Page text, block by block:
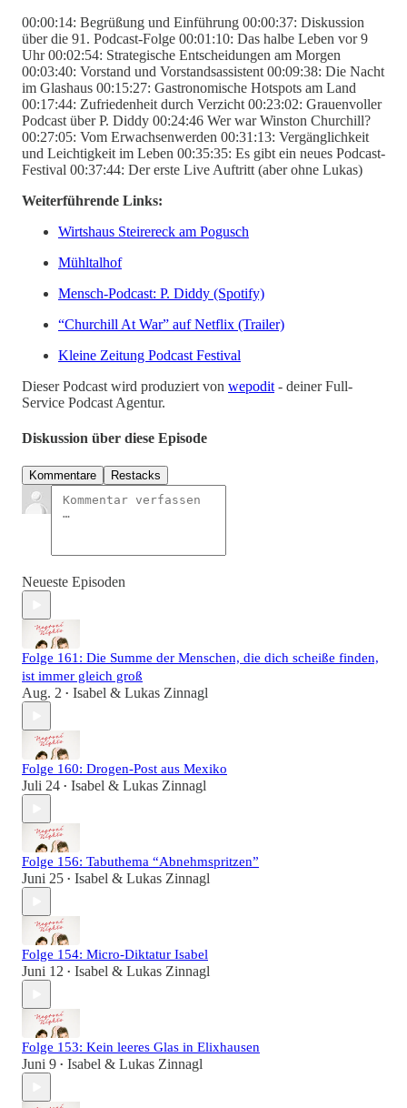
00:00:14: Begrüßung und Einführung 00:00:37: Diskussion
über die 91. Podcast-Folge 00:01:10: Das halbe Leben vor 9
Uhr 00:02:54: Strategische Entscheidungen am Morgen
00:03:40: Vorstand und Vorstandsassistent 00:09:38: Die Nacht
im Glashaus 00:15:27: Gastronomische Hotspots am Land
00:17:44: Zufriedenheit durch Verzicht 00:23:02: Grauenvoller
Podcast über P. Diddy 00:24:46 Wer war Winston Churchill?
00:27:05: Vom Erwachsenwerden 00:31:13: Vergänglichkeit
und Leichtigkeit im Leben 00:35:35: Es gibt ein neues Podcast-
Festival 00:37:44: Der erste Live Auftritt (aber ohne Lukas)
Weiterführende Links:
Wirtshaus Steirereck am Pogusch
Mühltalhof
Mensch-Podcast: P. Diddy (Spotify)
“Churchill At War” auf Netflix (Trailer)
Kleine Zeitung Podcast Festival
Dieser Podcast wird produziert von wepodit - deiner Full-
Service Podcast Agentur.
Diskussion über diese Episode
Kommentare Restacks
Neueste Episoden
Folge 161: Die Summe der Menschen, die dich scheiße finden,
ist immer gleich groß
Aug. 2 • Isabel & Lukas Zinnagl
Folge 160: Drogen-Post aus Mexiko
Juli 24 • Isabel & Lukas Zinnagl
Folge 156: Tabuthema “Abnehmspritzen”
Juni 25 • Isabel & Lukas Zinnagl
Folge 154: Micro-Diktatur Isabel
Juni 12 • Isabel & Lukas Zinnagl
Folge 153: Kein leeres Glas in Elixhausen
Juni 9 • Isabel & Lukas Zinnagl